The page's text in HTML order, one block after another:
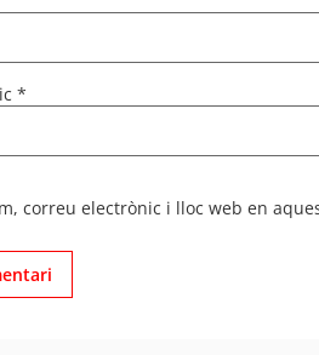
*
correu electrònic i lloc web en